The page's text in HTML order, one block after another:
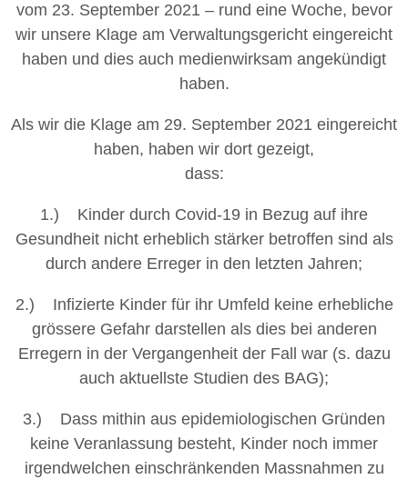
vom 23. September 2021 – rund eine Woche, bevor
wir unsere Klage am Verwaltungsgericht eingereicht
haben und dies auch medienwirksam angekündigt
haben.
Als wir die Klage am 29. September 2021 eingereicht
haben, haben wir dort gezeigt,
dass:
1.) Kinder durch Covid-19 in Bezug auf ihre
Gesundheit nicht erheblich stärker betroffen sind als
durch andere Erreger in den letzten Jahren;
2.) Infizierte Kinder für ihr Umfeld keine erhebliche
grössere Gefahr darstellen als dies bei anderen
Erregern in der Vergangenheit der Fall war (s. dazu
auch aktuellste Studien des BAG);
3.) Dass mithin aus epidemiologischen Gründen
keine Veranlassung besteht, Kinder noch immer
irgendwelchen einschränkenden Massnahmen zu